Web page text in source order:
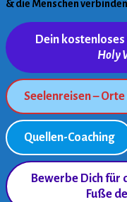
& die Menschen
Dein
Holy
Seelenreisen –
Quellen-Coaching
Bewerbe Dich für
Fuße